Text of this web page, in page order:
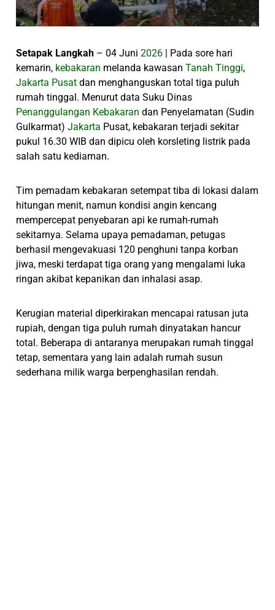
Setapak Langkah – 04 Juni2026 | Pada sore hari
kemarin, kebakaran melanda kawasanTanah Tinggi,
Jakarta Pusat dan menghanguskan total tiga puluh
rumah tinggal. Menurut data Suku Dinas
Penanggulangan Kebakaran dan Penyelamatan (Sudin
Gulkarmat)Jakarta Pusat, kebakaran terjadi sekitar
pukul 16.30 WIB dan dipicu oleh korsleting listrik pada
salah satu kediaman.
Tim pemadam kebakaran setempat tiba di lokasi dalam
hitungan menit, namun kondisi angin kencang
mempercepat penyebaran api ke rumah-rumah
sekitarnya. Selama upaya pemadaman, petugas
berhasil mengevakuasi 120 penghuni tanpa korban
jiwa, meski terdapat tiga orang yang mengalami luka
ringan akibat kepanikan dan inhalasi asap.
Kerugian material diperkirakan mencapai ratusan juta
rupiah, dengan tiga puluh rumah dinyatakan hancur
total. Beberapa di antaranya merupakan rumah tinggal
tetap, sementara yang lain adalah rumah susun
sederhana milik warga berpenghasilan rendah.